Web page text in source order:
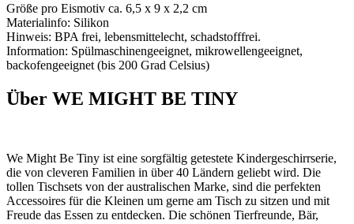
Größe pro Eismotiv ca. 6,5 x 9 x 2,2 cm
Materialinfo: Silikon
Hinweis: BPA frei, lebensmittelecht, schadstofffrei.
Information: Spülmaschinengeeignet, mikrowellengeeignet,
backofengeeignet (bis 200 Grad Celsius)
Über WE MIGHT BE TINY
We Might Be Tiny ist eine sorgfältig getestete Kindergeschirrserie,
die von cleveren Familien in über 40 Ländern geliebt wird. Die
tollen Tischsets von der australischen Marke, sind die perfekten
Accessoires für die Kleinen um gerne am Tisch zu sitzen und mit
Freude das Essen zu entdecken. Die schönen Tierfreunde, Bär,